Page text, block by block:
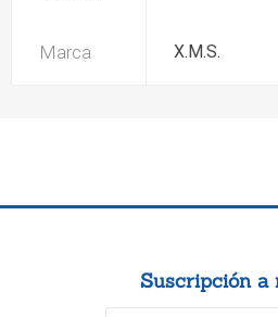
Marca X.M.S.
Suscripción a